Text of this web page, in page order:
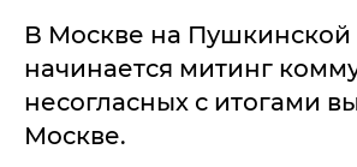
В Москве на
начинается митинг
несогласных с итогами
Москве.